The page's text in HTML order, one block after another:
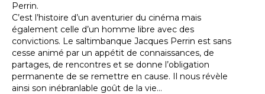
Perrin.
C’est l’histoire d’un aventurier du cinéma mais
également celle d’un homme libre avec des
convictions. Le saltimbanque Jacques Perrin est sans
cesse animé par un appétit de connaissances, de
partages, de rencontres et se donne l’obligation
permanente de se remettre en cause. Il nous révèle
ainsi son inébranlable goût de la vie…